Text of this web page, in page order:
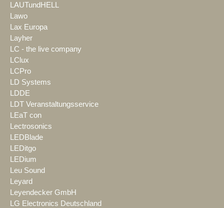
LAUTundHELL
Lawo
Lax Europa
Layher
LC - the live company
LClux
LCPro
LD Systems
LDDE
LDT Veranstaltungsservice
LEaT con
Lectrosonics
LEDBlade
LEDitgo
LEDium
Leu Sound
Leyard
Leyendecker GmbH
LG Electronics Deutschland